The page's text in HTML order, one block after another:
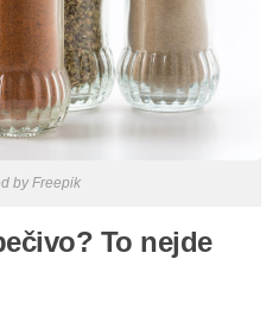
by Freepik
To nejde